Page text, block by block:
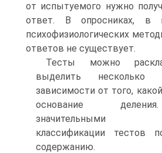
от испытуемого нужно
ответ. В опросниках, в
психофизиологических
ответов не существует.
Тесты можно
выделить несколько
зависимости от того,
основание
значительными
классификации
содержанию.